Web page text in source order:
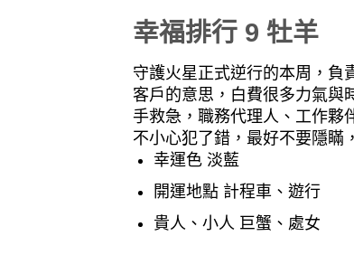
幸福排行 9 牡羊
守護火星正式逆行的本周，負
客戶的意思，白費很多力氣與
手救急，職務代理人、工作夥
不小心犯了錯，最好不要隱瞞
幸運色 淡藍
開運地點 計程車、遊行
貴人、小人 巨蟹、處女